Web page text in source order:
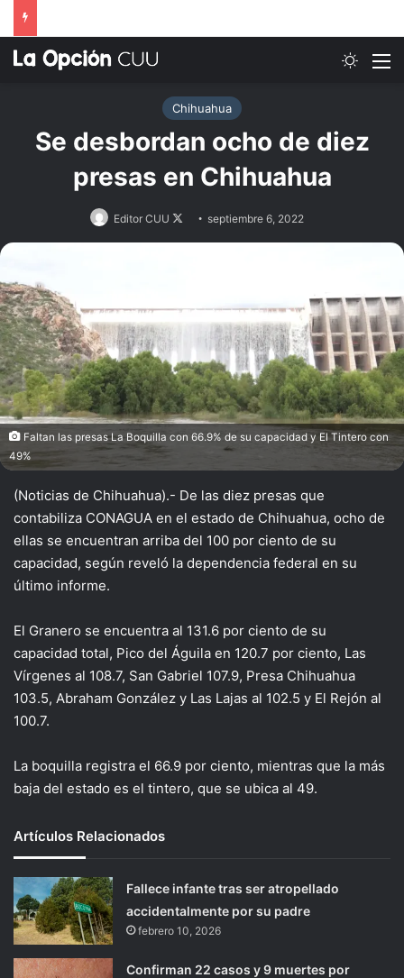
Chihuahua
Se desbordan ocho de diez
presas en Chihuahua
Editor CUU
Follow
on
septiembre 6, 2022
Faltan las presas La Boquilla con 66.9% de su capacidad y El Tintero con
49%
(Noticias de Chihuahua).- De las diez presas que
contabiliza CONAGUA en el estado de Chihuahua, ocho de
ellas se encuentran arriba del 100 por ciento de su
capacidad, según reveló la dependencia federal en su
último informe.
El Granero se encuentra al 131.6 por ciento de su
capacidad total, Pico del Águila en 120.7 por ciento, Las
Vírgenes al 108.7, San Gabriel 107.9, Presa Chihuahua
103.5, Abraham González y Las Lajas al 102.5 y El Rejón al
100.7.
La boquilla registra el 66.9 por ciento, mientras que la más
baja del estado es el tintero, que se ubica al 49.
Artículos Relacionados
Fallece infante tras ser atropellado
accidentalmente por su padre
febrero 10, 2026
Confirman 22 casos y 9 muertes por